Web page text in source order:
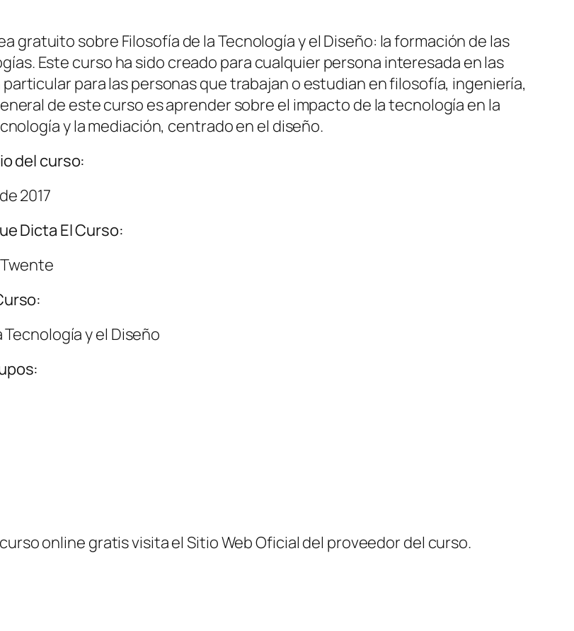
gratuito sobre Filosofía de la Tecnología y el Diseño: la formación de las
Este curso ha sido creado para cualquier persona interesada en las
para las personas que trabajan o estudian en filosofía, ingeniería,
de este curso es aprender sobre el impacto de la tecnología en la
y la mediación, centrado en el diseño.
del curso:
2017
Dicta El Curso:
Tecnología y el Diseño
online gratis visita el Sitio Web Oficial del proveedor del curso.